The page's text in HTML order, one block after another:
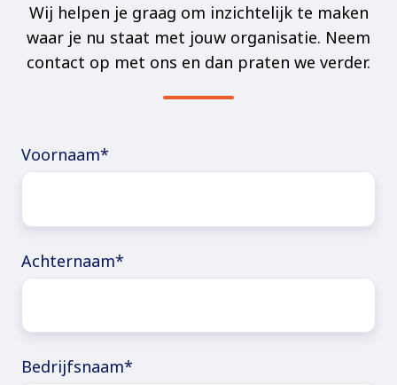
Wij helpen je graag om inzichtelijk te maken
waar je nu staat met jouw organisatie. Neem
contact op met ons en dan praten we verder.
Voornaam*
Achternaam*
Bedrijfsnaam*